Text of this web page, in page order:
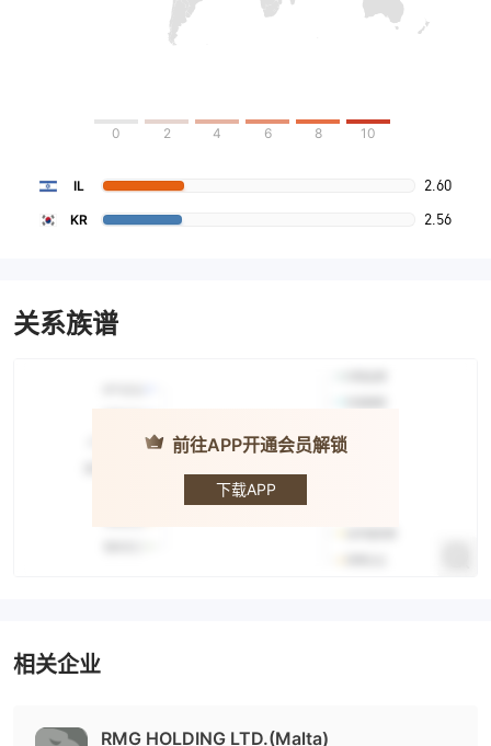
0 2 4 6 8 10
IL 2.60
KR 2.56
关系族谱
前往APP开通会员解锁
下载APP
Holding
相关企业
RMG HOLDING LTD.(Malta)